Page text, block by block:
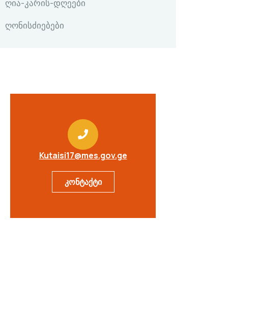
ღია-კარის-დღეები
ღონისძიებები
Kutaisi17@mes.gov.ge
კონტაქტი